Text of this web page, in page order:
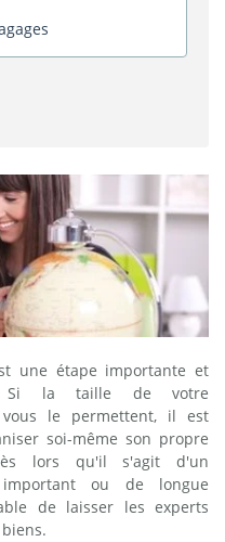
une étape importante et
Si la taille de votre
le permettent, il est
soi-même son propre
dès lors qu'il s'agit d'un
ou de longue
de laisser les experts